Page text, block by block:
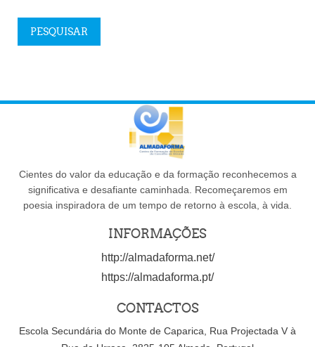
Cientes do valor da educação e da formação reconhecemos a
significativa e desafiante caminhada. Recomeçaremos em
poesia inspiradora de um tempo de retorno à escola, à vida.
INFORMAÇÕES
http://almadaforma.net/
https://almadaforma.pt/
CONTACTOS
Escola Secundária do Monte de Caparica, Rua Projectada V à